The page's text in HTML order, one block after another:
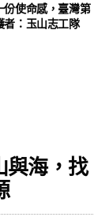
份使命感，臺灣第
者：玉山志工隊
與海，找